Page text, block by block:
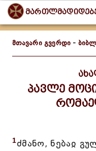
მთავარი გვერდი -
პავლე
1ძმანო, ნებაჲ